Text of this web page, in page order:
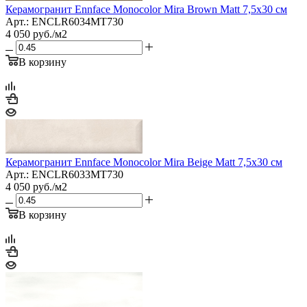
Керамогранит Ennface Monocolor Mira Brown Matt 7,5x30 см
Арт.: ENCLR6034MT730
4 050 руб./м2
В корзину
Керамогранит Ennface Monocolor Mira Beige Matt 7,5x30 см
Арт.: ENCLR6033MT730
4 050 руб./м2
В корзину